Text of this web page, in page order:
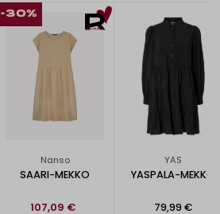
-30%
Nanso
SAARI-MEKKO
107,09 €
YAS
YASPALA-MEKKO
79,99 €